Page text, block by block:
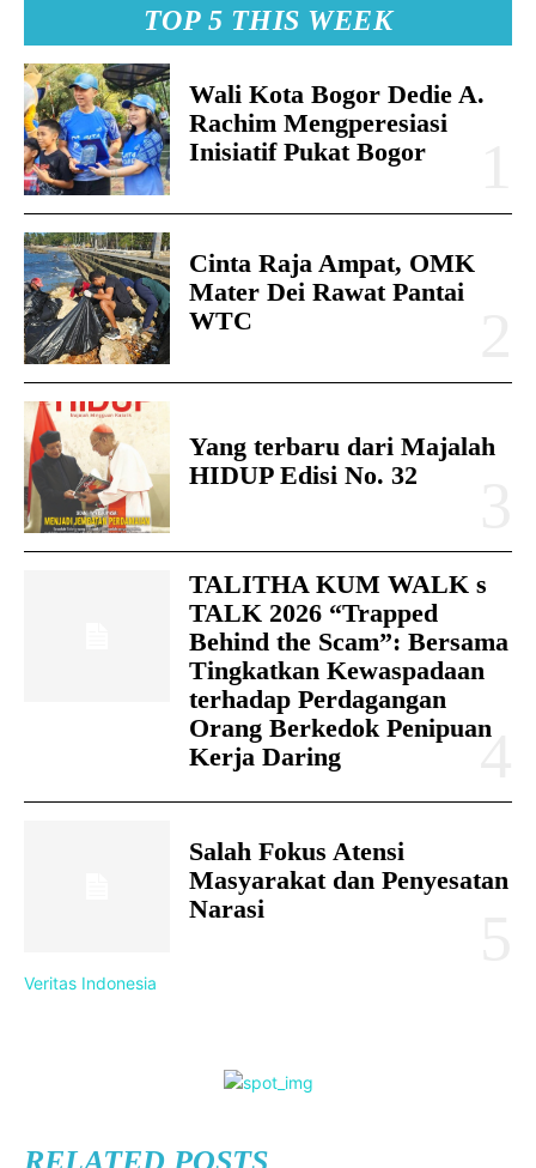
TOP 5 THIS WEEK
Wali Kota Bogor Dedie A.
Rachim Mengperesiasi
Inisiatif Pukat Bogor
Cinta Raja Ampat, OMK
Mater Dei Rawat Pantai
WTC
Yang terbaru dari Majalah
HIDUP Edisi No. 32
TALITHA KUM WALK s
TALK 2026 “Trapped
Behind the Scam”: Bersama
Tingkatkan Kewaspadaan
terhadap Perdagangan
Orang Berkedok Penipuan
Kerja Daring
Salah Fokus Atensi
Masyarakat dan Penyesatan
Narasi
Veritas Indonesia